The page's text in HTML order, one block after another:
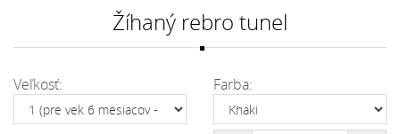
Žíhaný rebro tunel
Veľkosť: Farba: